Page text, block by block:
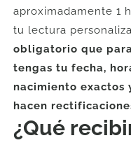
aproximadamente 1
tu lectura
obligatorio que
tengas tu fecha,
nacimiento exactos
hacen
¿Qué